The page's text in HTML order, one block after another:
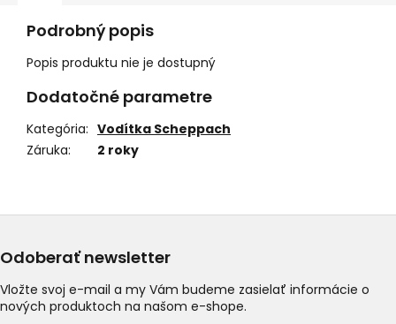
Podrobný popis
Popis produktu nie je dostupný
Dodatočné parametre
Kategória: Vodítka Scheppach
Záruka: 2 roky
Odoberať newsletter
Vložte svoj e-mail a my Vám budeme zasielať informácie o
nových produktoch na našom e-shope.